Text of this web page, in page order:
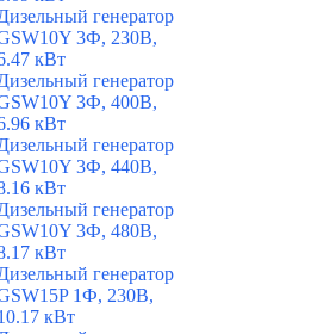
генератор
3Ф, 230В,
кВт
генератор
3Ф, 400В,
кВт
генератор
3Ф, 440В,
кВт
генератор
3Ф, 480В,
кВт
генератор
1Ф, 230В,
кВт